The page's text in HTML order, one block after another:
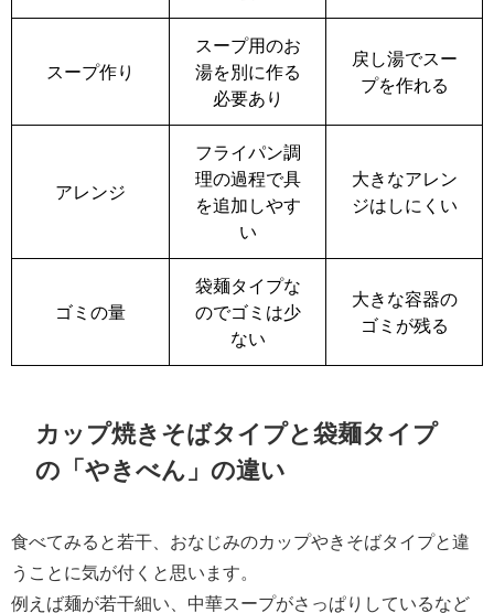
スープ作り
スープ用のお
湯を別に作る
必要あり
戻し湯でスー
プを作れる
アレンジ
フライパン調
理の過程で具
を追加しやす
い
大きなアレン
ジはしにくい
ゴミの量
袋麺タイプな
のでゴミは少
ない
大きな容器の
ゴミが残る
カップ焼きそばタイプと袋麺タイプ
の「やきべん」の違い
食べてみると若干、おなじみのカップやきそばタイプと違
うことに気が付くと思います。
例えば麺が若干細い、中華スープがさっぱりしているなど